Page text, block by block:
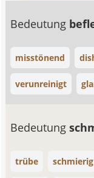
Bedeutung
misstönend
verunreinigt
Bedeutung
trübe schmierig